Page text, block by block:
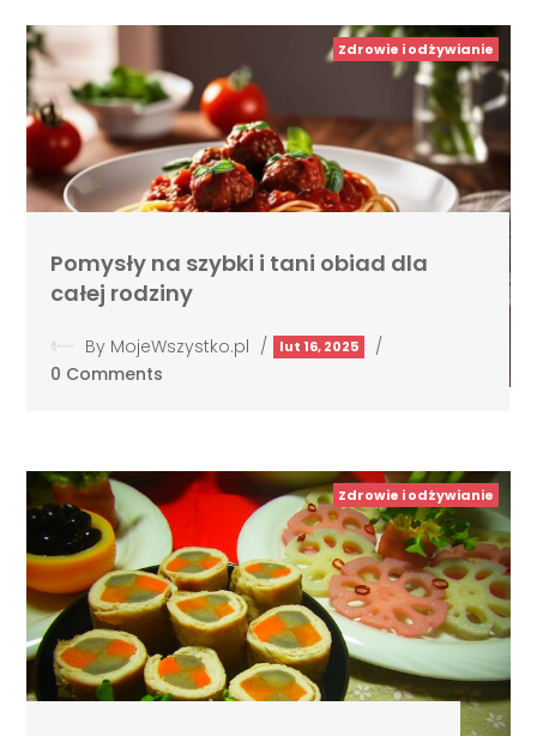
Zdrowie i odżywianie
Pomysły na szybki i tani obiad dla
całej rodziny
By MojeWszystko.pl / lut 16, 2025
/
0 Comments
Zdrowie i odżywianie